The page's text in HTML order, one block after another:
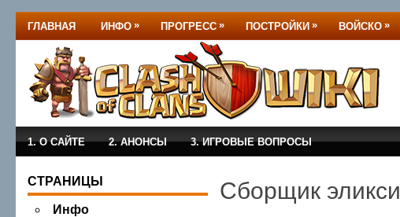
ГЛАВНАЯ ИНФО » ПРОГРЕСС » ПОСТРОЙКИ » ВОЙСКО »
1. О САЙТЕ 2. АНОНСЫ 3. ИГРОВЫЕ ВОПРОСЫ
СТРАНИЦЫ
Инфо
Сборщик